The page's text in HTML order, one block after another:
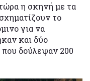
η σκηνή με τα
το
για να
και δύο
που δούλεψαν 200